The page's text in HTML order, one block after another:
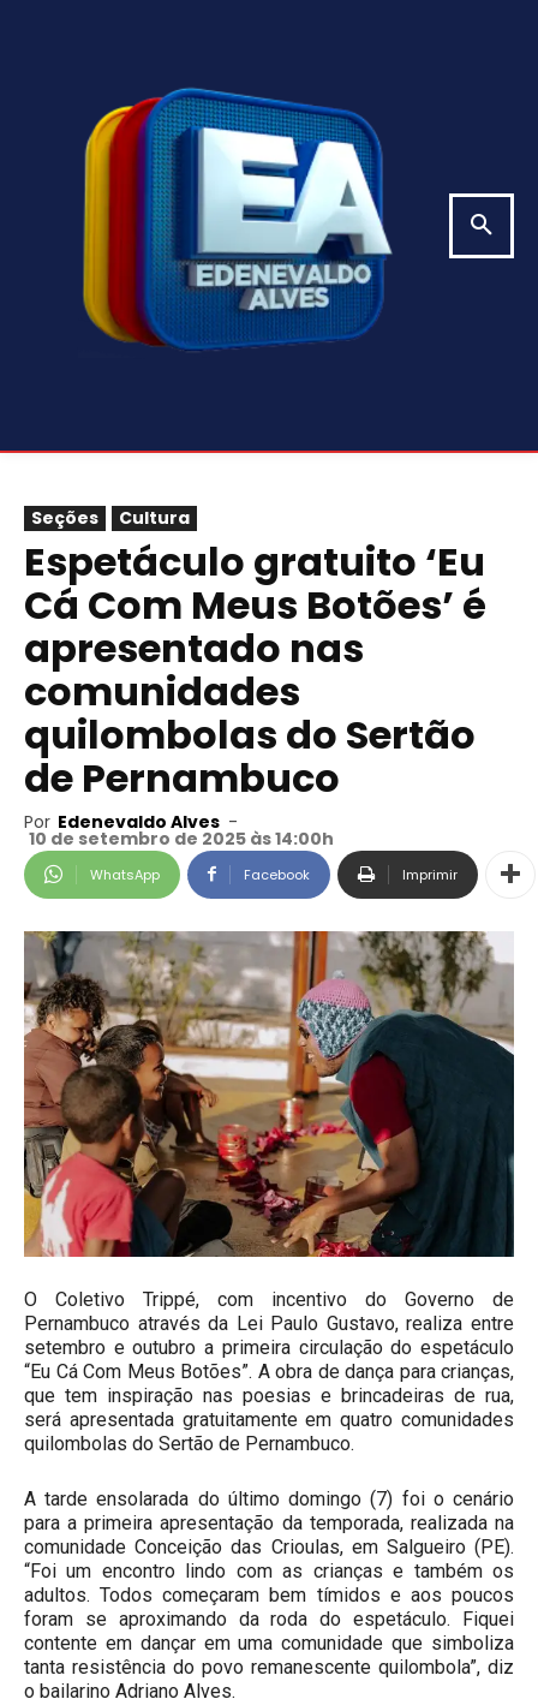
Seções Cultura
Espetáculo gratuito ‘Eu
Cá Com Meus Botões’ é
apresentado nas
comunidades
quilombolas do Sertão
de Pernambuco
Por Edenevaldo Alves -
10 de setembro de 2025 às 14:00h
WhatsApp Facebook Imprimir
O Coletivo Trippé, com incentivo do Governo de
Pernambuco através da Lei Paulo Gustavo, realiza entre
setembro e outubro a primeira circulação do espetáculo
“Eu Cá Com Meus Botões”. A obra de dança para crianças,
que tem inspiração nas poesias e brincadeiras de rua,
será apresentada gratuitamente em quatro comunidades
quilombolas do Sertão de Pernambuco.
A tarde ensolarada do último domingo (7) foi o cenário
para a primeira apresentação da temporada, realizada na
comunidade Conceição das Crioulas, em Salgueiro (PE).
“Foi um encontro lindo com as crianças e também os
adultos. Todos começaram bem tímidos e aos poucos
foram se aproximando da roda do espetáculo. Fiquei
contente em dançar em uma comunidade que simboliza
tanta resistência do povo remanescente quilombola”, diz
o bailarino Adriano Alves.